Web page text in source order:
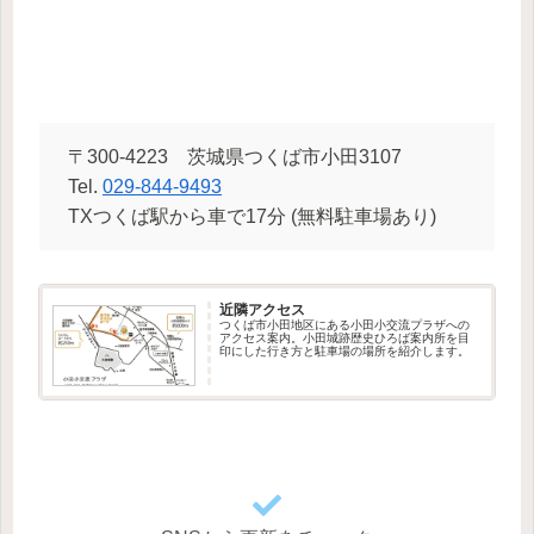
〒300-4223 茨城県つくば市小田3107
Tel. 029-844-9493
TXつくば駅から車で17分 (無料駐車場あり)
近隣アクセス
つくば市小田地区にある小田小交流プラザへの
アクセス案内。小田城跡歴史ひろば案内所を目
印にした行き方と駐車場の場所を紹介します。